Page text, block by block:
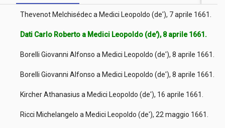
Thevenot Melchisédec a Medici Leopoldo (de'), 7 aprile 1661.
Dati Carlo Roberto a Medici Leopoldo (de'), 8 aprile 1661.
Borelli Giovanni Alfonso a Medici Leopoldo (de'), 8 aprile 1661.
Borelli Giovanni Alfonso a Medici Leopoldo (de'), 8 aprile 1661.
Kircher Athanasius a Medici Leopoldo (de'), 16 aprile 1661.
Ricci Michelangelo a Medici Leopoldo (de'), 22 maggio 1661.